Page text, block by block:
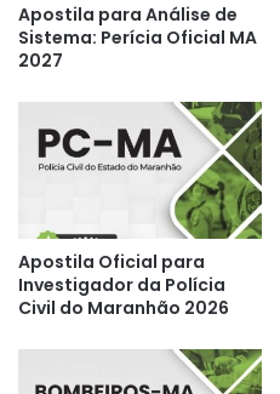
Apostila para Análise de
Sistema: Perícia Oficial MA
2027
Apostila Oficial para
Investigador da Polícia
Civil do Maranhão 2026